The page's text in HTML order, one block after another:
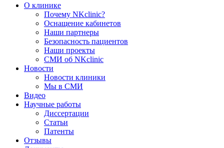
О клинике
Почему NKclinic?
Оснащение кабинетов
Наши партнеры
Безопасность пациентов
Наши проекты
СМИ об NKclinic
Новости
Новости клиники
Мы в СМИ
Видео
Научные работы
Диссертации
Статьи
Патенты
Отзывы